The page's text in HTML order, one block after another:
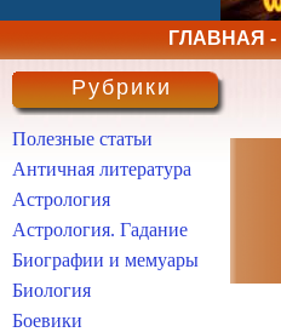
ГЛАВНАЯ -
Рубрики
Полезные статьи
Античная литература
Астрология
Астрология. Гадание
Биографии и мемуары
Биология
Боевики